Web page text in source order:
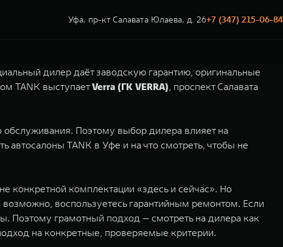
Уфа, пр-кт Салавата Юлаева, д. 26+7 (347) 215-06-84
дилер даёт заводскую гарантию, оригинальные
TANK выступаетVerra (ГК VERRA), проспект Салавата
Поэтому выбор дилера влияет на
автосалоны TANK в Уфе и на что смотреть, чтобы не
конкретной комплектации «здесь и сейчас». Но
возможно, воспользуетесь гарантийным ремонтом. Если
Поэтому грамотный подход — смотреть на дилера как
на конкретные, проверяемые критерии.